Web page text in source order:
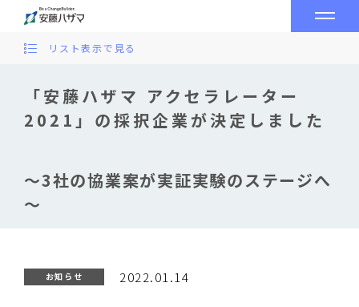
「安藤ハザマ アクセラレーター
2021」の採択企業が決定しました
～3社の協業案が実証実験のステージへ
～
リスト表示で見る
お知らせ 2022.01.14